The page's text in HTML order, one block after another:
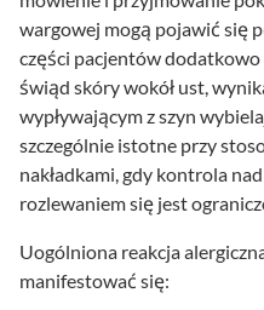
wargowej mogą pojawić się
części pacjentów
świąd skóry wokół ust,
wypływającym z szyn
szczególnie istotne przy
nakładkami, gdy kontrola
rozlewaniem się jest
Uogólniona reakcja
manifestować się: